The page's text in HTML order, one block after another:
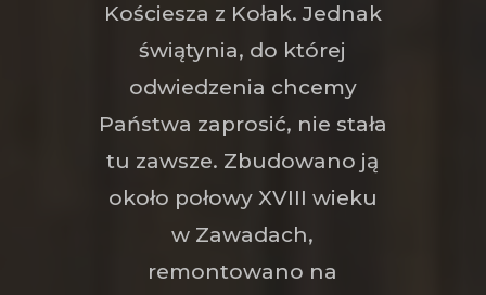
Kościesza z Kołak. Jednak
świątynia, do której
odwiedzenia chcemy
Państwa zaprosić, nie stała
tu zawsze. Zbudowano ją
około połowy XVIII wieku
w Zawadach,
remontowano na